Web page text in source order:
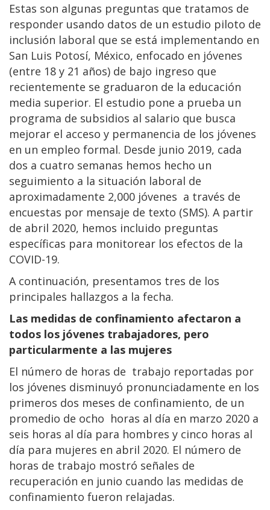
Estas son algunas preguntas que tratamos de
responder usando datos de un estudio piloto de
inclusión laboral que se está implementando en
San Luis Potosí, México, enfocado en jóvenes
(entre 18 y 21 años) de bajo ingreso que
recientemente se graduaron de la educación
media superior. El estudio pone a prueba un
programa de subsidios al salario que busca
mejorar el acceso y permanencia de los jóvenes
en un empleo formal. Desde junio 2019, cada
dos a cuatro semanas hemos hecho un
seguimiento a la situación laboral de
aproximadamente 2,000 jóvenes a través de
encuestas por mensaje de texto (SMS). A partir
de abril 2020, hemos incluido preguntas
específicas para monitorear los efectos de la
COVID-19.
A continuación, presentamos tres de los
principales hallazgos a la fecha.
Las medidas de confinamiento afectaron a
todos los jóvenes trabajadores, pero
particularmente a las mujeres
El número de horas de trabajo reportadas por
los jóvenes disminuyó pronunciadamente en los
primeros dos meses de confinamiento, de un
promedio de ocho horas al día en marzo 2020 a
seis horas al día para hombres y cinco horas al
día para mujeres en abril 2020. El número de
horas de trabajo mostró señales de
recuperación en junio cuando las medidas de
confinamiento fueron relajadas.